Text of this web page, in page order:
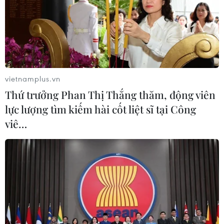
08/08/2026 05:02
Dữ liệu việc làm Mỹ mở thêm dư địa
cho giá vàng trong tuần qua
Grab bị phạt 1,36 tỷ đồng do vi phạm
quy định bảo vệ quyền lợi người tiêu
dùng
Thương mại Việt Nam-Australia
hướng tới những động lực tăng
trưởng mới
vietnamplus.vn
Thứ trưởng Phan Thị Thắng thăm, động viên
lực lượng tìm kiếm hài cốt liệt sĩ tại Công
viê…